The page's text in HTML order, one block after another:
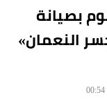
بصيانة
النعمان»